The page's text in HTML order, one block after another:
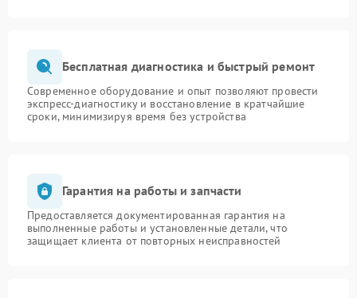
Бесплатная диагностика и быстрый ремонт
Современное оборудование и опыт позволяют провести
экспресс-диагностику и восстановление в кратчайшие
сроки, минимизируя время без устройства
Гарантия на работы и запчасти
Предоставляется документированная гарантия на
выполненные работы и установленные детали, что
защищает клиента от повторных неисправностей